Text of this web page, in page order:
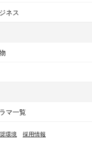
ネス
マ一覧
環境 採用情報